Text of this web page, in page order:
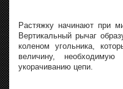
Растяжку начинают при
Вертикальный рычаг
коленом угольника,
величину,
укорачиванию цепи.